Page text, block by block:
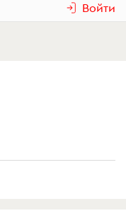
Войти